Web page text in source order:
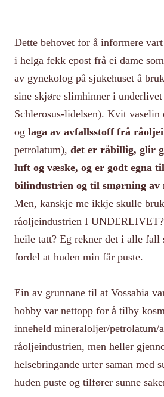
Dette behovet for å informere vart
i helga fekk epost frå ei dame
av gynekolog på sjukehuset å
sine skjøre slimhinner i
Schlerosus-lidelsen). Kvit
og laga av avfallsstoff frå
petrolatum), det er råbillig, glir
luft og væske, og er godt egna
bilindustrien og til smørning av
Men, kanskje me ikkje skulle
råoljeindustrien I
heile tatt? Eg rekner det i alle fall
fordel at huden min får puste.
Ein av grunnane til at Vossabia
hobby var nettopp for å tilby
inneheld mineraloljer/petrolatum/
råoljeindustrien, men heller
helsebringande urter saman med
huden puste og tilfører sunne